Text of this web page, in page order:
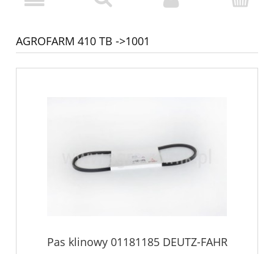
AGROFARM 410 TB ->1001
Pas klinowy 01181185 DEUTZ-FAHR